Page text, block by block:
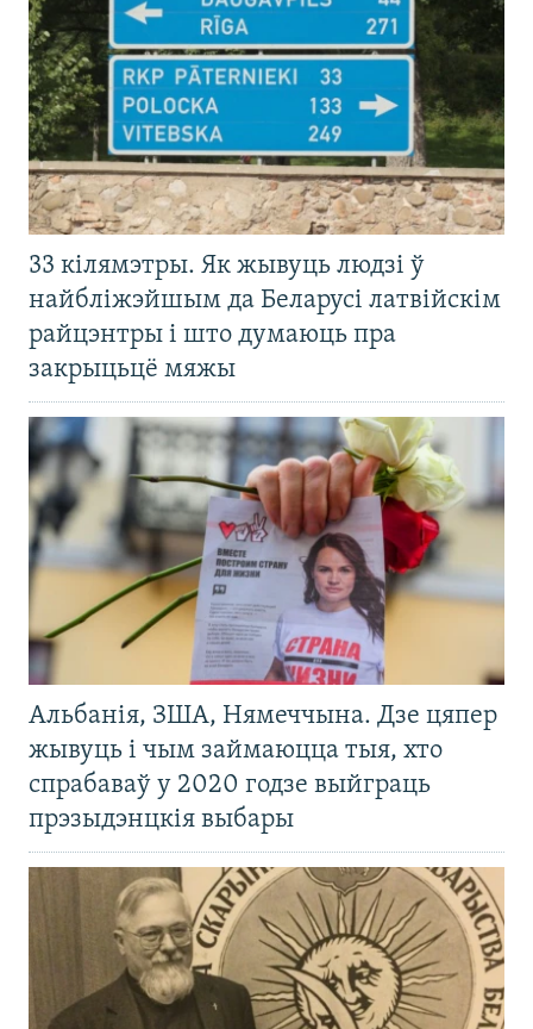
33 кілямэтры. Як жывуць людзі ў
найбліжэйшым да Беларусі латвійскім
райцэнтры і што думаюць пра
закрыцьцё мяжы
Альбанія, ЗША, Нямеччына. Дзе цяпер
жывуць і чым займаюцца тыя, хто
спрабаваў у 2020 годзе выйграць
прэзыдэнцкія выбары